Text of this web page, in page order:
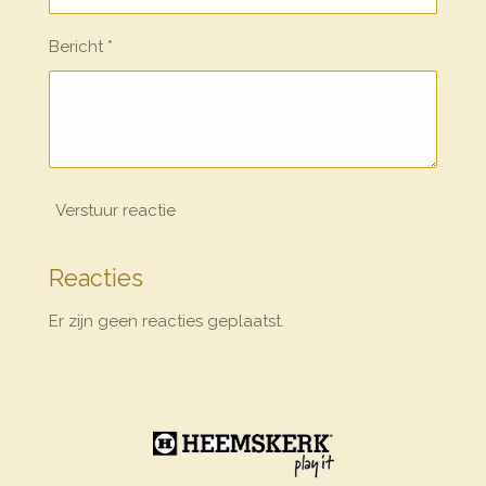
Bericht *
Verstuur reactie
Reacties
Er zijn geen reacties geplaatst.